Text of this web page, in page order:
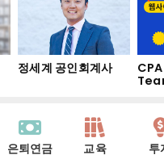
정세계 공인회계사
은퇴연금 교육 투